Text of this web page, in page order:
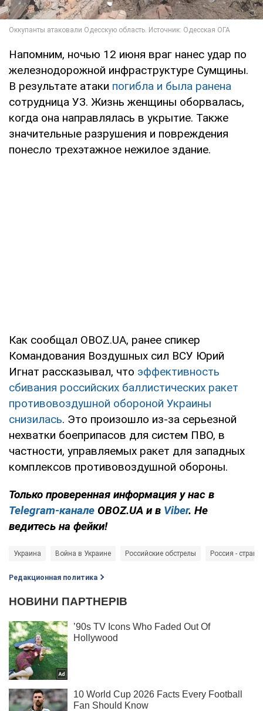
Напомним, ночью 12 июня враг нанес удар по
железнодорожной инфраструктуре Сумщины.
В результате атаки погибла и была ранена
сотрудница УЗ. Жизнь женщины оборвалась,
когда она направлялась в укрытие. Также
значительные разрушения и повреждения
понесло трехэтажное нежилое здание.
Как сообщал OBOZ.UA, ранее спикер
Командования Воздушных сил ВСУ Юрий
Игнат рассказывал, что эффективность
сбивания российских баллистических ракет
противовоздушной обороной Украины
снизилась. Это произошло из-за серьезной
нехватки боеприпасов для систем ПВО, в
частности, управляемых ракет для западных
комплексов противовоздушной обороны.
Только проверенная информация у нас в
Telegram-канале OBOZ.UA и в Viber. Не
ведитесь на фейки!
Украина Война в Украине Российские обстрелы Россия -
Редакционная политика